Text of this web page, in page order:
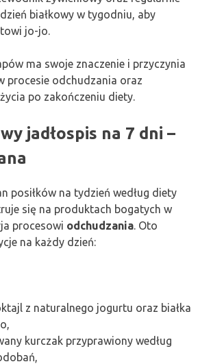
białkowy w tygodniu, aby
jo-jo.
ma swoje znaczenie i przyczynia
procesie odchudzania oraz
po zakończeniu diety.
jadłospis na 7 dni –
posiłków na tydzień według diety
się na produktach bogatych w
procesowi odchudzania. Oto
na każdy dzień:
z naturalnego jogurtu oraz białka
kurczak przyprawiony według